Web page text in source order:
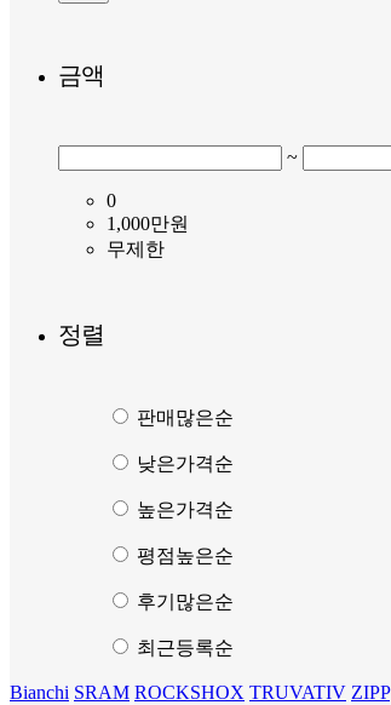
금액
~
0
1,000만원
무제한
정렬
판매많은순
낮은가격순
높은가격순
평점높은순
후기많은순
최근등록순
Bianchi SRAM ROCKSHOX TRUVATIV ZIPP